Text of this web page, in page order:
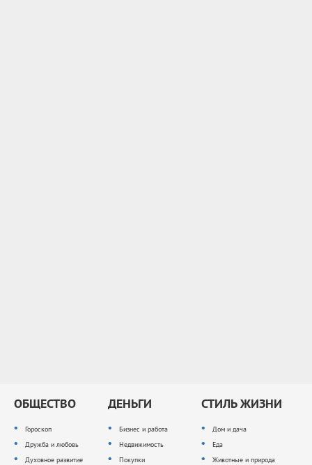
ОБЩЕСТВО
Гороскоп
Дружба и любовь
Духовное развитие
ДЕНЬГИ
Бизнес и работа
Недвижимость
Покупки
СТИЛЬ ЖИЗНИ
Дом и дача
Еда
Животные и природа